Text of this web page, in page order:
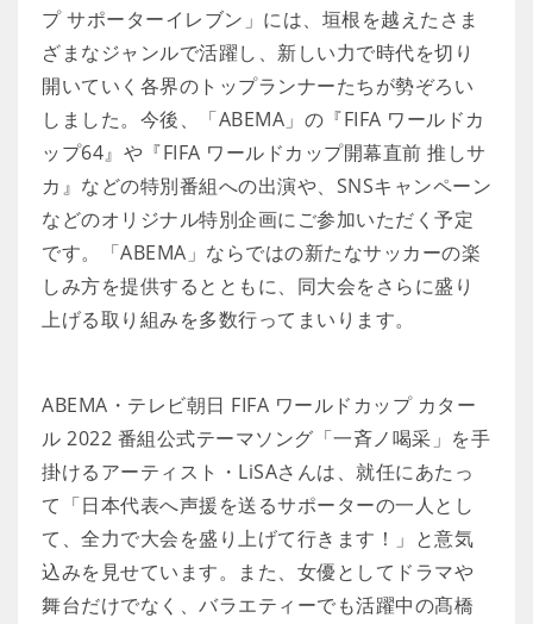
プ サポーターイレブン」には、垣根を越えたさま
ざまなジャンルで活躍し、新しい力で時代を切り
開いていく各界のトップランナーたちが勢ぞろい
しました。今後、「ABEMA」の『FIFA ワールドカ
ップ64』や『FIFA ワールドカップ開幕直前 推しサ
カ』などの特別番組への出演や、SNSキャンペーン
などのオリジナル特別企画にご参加いただく予定
です。「ABEMA」ならではの新たなサッカーの楽
しみ方を提供するとともに、同大会をさらに盛り
上げる取り組みを多数行ってまいります。
ABEMA・テレビ朝日 FIFA ワールドカップ カター
ル 2022 番組公式テーマソング「一斉ノ喝采」を手
掛けるアーティスト・LiSAさんは、就任にあたっ
て「日本代表へ声援を送るサポーターの一人とし
て、全力で大会を盛り上げて行きます！」と意気
込みを見せています。また、女優としてドラマや
舞台だけでなく、バラエティーでも活躍中の髙橋